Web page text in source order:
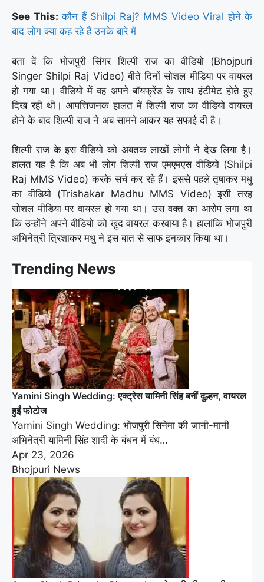
See This: कौन हैं Shilpi Raj? MMS Video Viral होने के
बाद लोग क्या कह रहे हैं उनके बारे में
बता दें कि भोजपुरी सिंगर शिल्पी राज का वीडियो (Bhojpuri
Singer Shilpi Raj Video) बीते दिनों सोशल मीडिया पर वायरल
हो गया था। वीडियो में वह अपने बॉयफ्रेंड के साथ इंटीमेट होते हुए
दिख रही थी। आपत्तिजनक हालत में शिल्पी राज का वीडियो वायरल
होने के बाद शिल्पी राज ने अब सामने आकर यह सफाई दी है।
शिल्पी राज के इस वीडियो को अबतक लाखों लोगों ने देख लिया है।
हालत यह है कि अब भी लोग शिल्पी राज एमएमएस वीडियो (Shilpi
Raj MMS Video) करके सर्च कर रहे हैं। इससे पहले तृषाकर मधु
का वीडियो (Trishakar Madhu MMS Video) इसी तरह
सोशल मीडिया पर वायरल हो गया था। उस वक्त का आरोप लगा था
कि उन्होंने अपने वीडियो को खुद वायरल करवाया है। हालांकि भोजपुरी
अभिनेत्री त्रिशाकर मधु ने इस बात से साफ इनकार किया था।
Trending News
Yamini Singh Wedding: एक्ट्रेस यामिनी सिंह बनीं दुल्हन, वायरल
हुईं फोटोज
Yamini Singh Wedding: भोजपुरी सिनेमा की जानी-मानी
अभिनेत्री यामिनी सिंह शादी के बंधन में बंध…
Apr 23, 2026
Bhojpuri News